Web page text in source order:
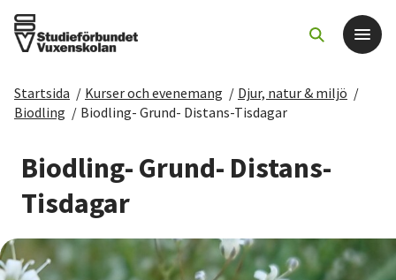
Det här gör vi
För dig som
Sök kurser och evenemang
Om SV
Startsida / Kurser och evenemang / Djur, natur & miljö /
Biodling / Biodling- Grund- Distans-Tisdagar
Biodling- Grund- Distans-
Tisdagar